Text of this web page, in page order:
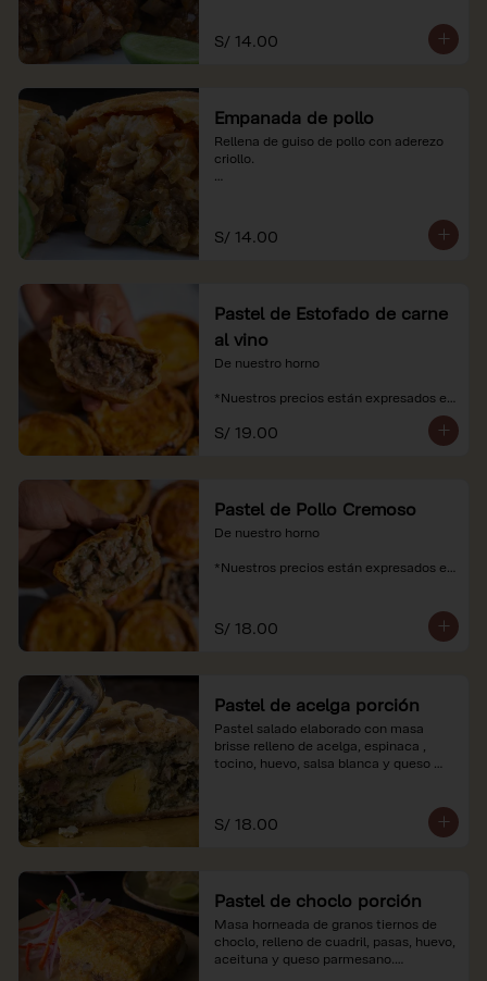
S/ 14.00
Empanada de pollo
Rellena de guiso de pollo con aderezo
criollo.
S/ 14.00
Pastel de Estofado de carne
al vino
De nuestro horno
*Nuestros precios están expresados en
recargo al consumo.
S/ 19.00
Pastel de Pollo Cremoso
De nuestro horno
*Nuestros precios están expresados en
S/ 18.00
Pastel de acelga porción
Pastel salado elaborado con masa
brisse relleno de acelga, espinaca ,
tocino, huevo, salsa blanca y queso
*Nuestros precios están expresados en
soles e incluyen impuestos de ley y
S/ 18.00
Pastel de choclo porción
Masa horneada de granos tiernos de
choclo, relleno de cuadril, pasas, huevo,
aceituna y queso parmesano.